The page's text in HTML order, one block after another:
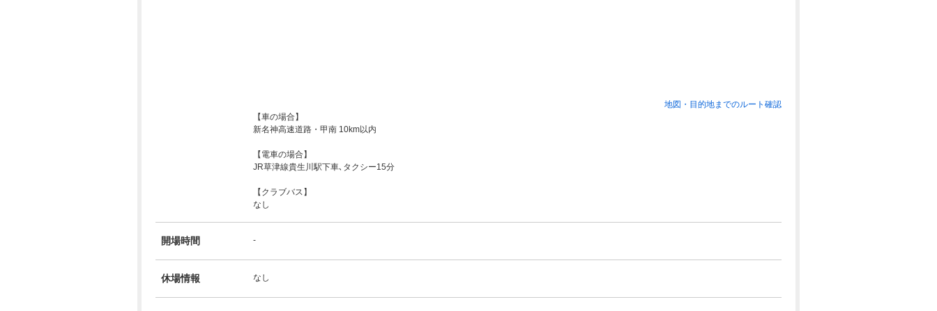
地図・目的地までのルート確認
【車の場合】
新名神高速道路・甲南 10km以内
【電車の場合】
JR草津線貴生川駅下車､タクシー15分
【クラブバス】
なし
開場時間 -
休場情報 なし